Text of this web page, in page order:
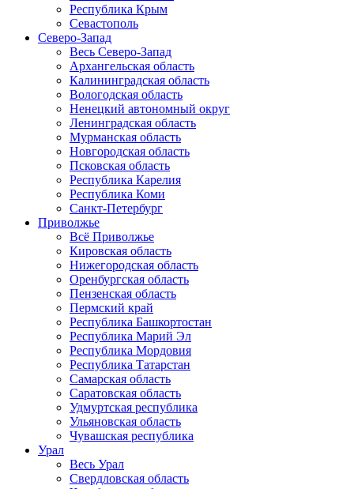
Республика Крым
Севастополь
Северо-Запад
Весь Северо-Запад
Архангельская область
Калининградская область
Вологодская область
Ненецкий автономный округ
Ленинградская область
Мурманская область
Новгородская область
Псковская область
Республика Карелия
Республика Коми
Санкт-Петербург
Приволжье
Всё Приволжье
Кировская область
Нижегородская область
Оренбургская область
Пензенская область
Пермский край
Республика Башкортостан
Республика Марий Эл
Республика Мордовия
Республика Татарстан
Самарская область
Саратовская область
Удмуртская республика
Ульяновская область
Чувашская республика
Урал
Весь Урал
Свердловская область